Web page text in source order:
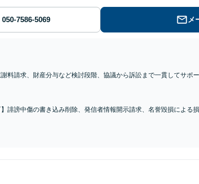
メ
料請求、財産分与など検討段階、協議から訴訟まで一貫してサポ
】誹謗中傷の書き込み削除、発信者情報開示請求、名誉毀損による